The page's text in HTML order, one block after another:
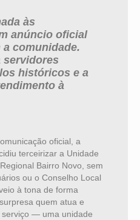
às
anúncio oficial
comunidade.
servidores
históricos e a
à
oficial, a
terceirizar a Unidade
Bairro Novo, sem
ou o Conselho Local
à tona de forma
quem atua e
— uma unidade